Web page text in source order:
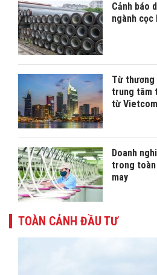
Cảnh báo
ngành
Từ thương
trung tâm
từ
Doanh
trong toàn
may
TOÀN CẢNH ĐẦU TƯ